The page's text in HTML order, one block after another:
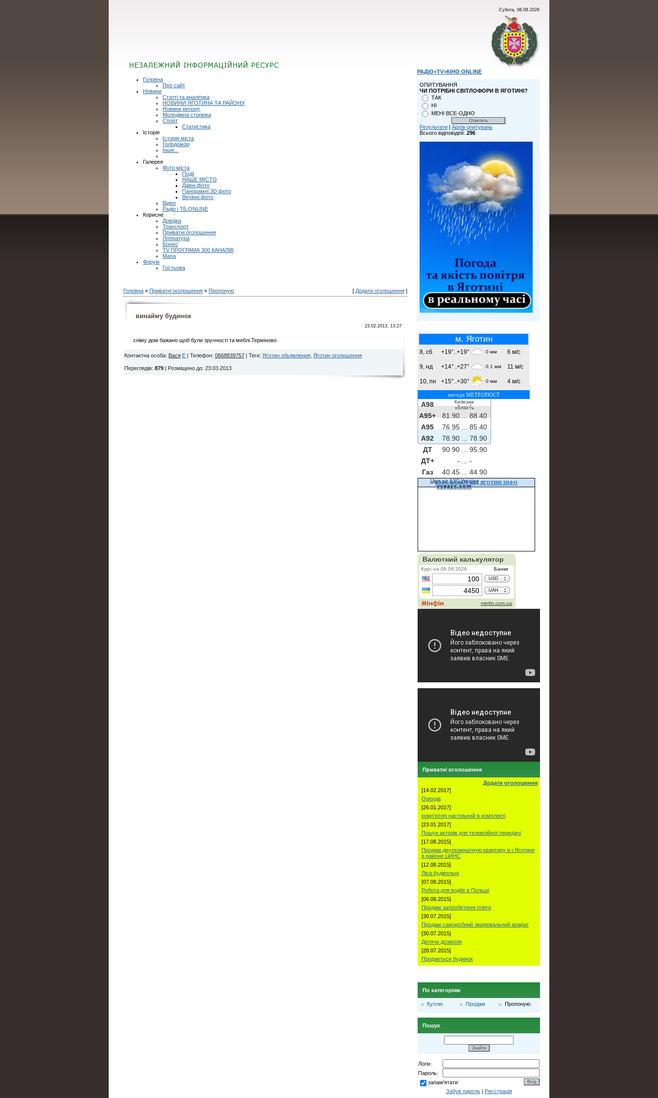
Субота, 08.08.2026
Головна
Про сайт
Новини
Статті та аналітика
НОВИНИ ЯГОТИНА ТА РАЙОНУ
Новини регіону
Молодіжна сторінка
Спорт
Статистика
Історія
Історія міста
Голодомор
Інше...
Галерея
Фото міста
Події
НАШЕ МІСТО
Давні фото
Панорамні 3D фото
Вечірні фото
Відео
Радіо і ТБ ONLINE
Корисне
Довідка
Транспорт
Приватні оголошення
Література
Бізнес
TV ПРОГРАМА 300 КАНАЛІВ
Мапа
Форум
Гостьова
Головна » Приватні оголошення » Пропоную [ Додати оголошення ]
винайму будинок
23.02.2013, 13:27
сніму дом бажано щоб були зручності та меблі.Терміново
Контактна особа: Вася E Телефон: 0668839757 Теги: Яготин обьявления Яготин оголошення
Переглядів: 879 Розміщено до: 23.03.2013
РАДІО+TV+КІНО ONLINE
ОПИТУВАННЯ
ЧИ ПОТРІБНІ СВІТЛОФОРИ В ЯГОТИНІ?
ТАК
НІ
МЕНІ ВСЕ-ОДНО
Результати | Архів опитувань
Всього відповідей: 296
м. Яготин
8, сб +19°..+19° 0 мм 6 м/с
9, нд +14°..+27° 0.1 мм 11 м/с
10, пн +15°..+30° 0 мм 4 м/с
погода МЕТЕОПОСТ
Київська
область
A98 - ...-
A95+
81.90 ...
88.40
A95
76.95 ...
85.40
A92
78.90 ...
78.90
ДТ
90.90 ...
95.90
ДТ+
- ...
-
Газ
40.45 ... 44.90
Ціни на АЗС України
vseazs.com
КУРС ВАЛЮТ ВІД ЯГОТИН ІНФО
Приватні оголошення
Додати оголошення
[14.02.2017]
Оренда
[26.01.2017]
комп'ютер настільний в комплекті
[23.01.2017]
Пошук акторів для телевізійної передачі
[17.08.2015]
Продам двухкомнатную квартиру в г.Яготине
в районе ЦИНС
[12.08.2015]
Ліса будівельні
[07.08.2015]
Робота для водіїв в Польші
[06.08.2015]
Продам залізобетонні плити
[30.07.2015]
Продам саморобний зварювальний апарат
[30.07.2015]
Дитяче дозвілля
[28.07.2015]
Продаеться будинок
По категоріям
Куплю Продам Пропоную
Пошук
Логін:
Пароль:
запам'ятати
Забув пароль| Реєстрація